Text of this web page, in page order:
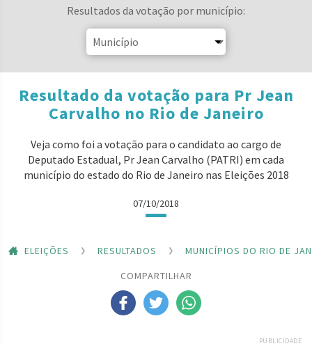
Resultados da votação por município:
Resultado da votação para Pr Jean
Carvalho no Rio de Janeiro
Veja como foi a votação para o candidato ao cargo de
Deputado Estadual, Pr Jean Carvalho (PATRI) em cada
município do estado do Rio de Janeiro nas Eleições 2018
07/10/2018
ELEIÇÕES RESULTADOS
MUNICÍPIOS DO RIO DE
COMPARTILHAR
PUBLICIDADE